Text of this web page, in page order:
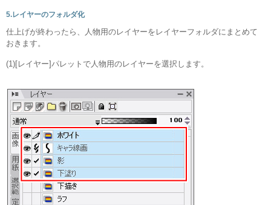
5.レイヤーのフォルダ化
仕上げが終わったら、人物用のレイヤーをレイヤーフォルダにまとめて
おきます。
(1)[レイヤー]パレットで人物用のレイヤーを選択します。